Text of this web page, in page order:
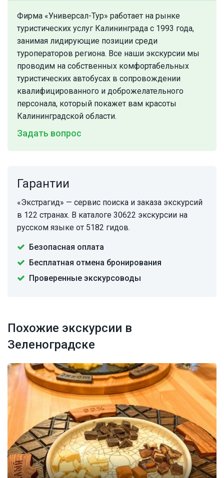
Фирма «Универсал-Тур» работает на рынке
туристических услуг Калининграда с 1993 года,
занимая лидирующие позиции среди
туроператоров региона. Все наши экскурсии мы
проводим на собственных комфортабельных
туристических автобусах в сопровождении
квалифицированного и доброжелательного
персонала, который покажет вам красоты
Калининградской области.
Задать вопрос
Гарантии
«Экстрагид» — сервис поиска и заказа экскурсий
в 122 странах. В каталоге 30622 экскурсии на
русском языке от 5182 гидов.
Безопасная оплата
Бесплатная отмена бронирования
Проверенные экскурсоводы
Похожие экскурсии в
Зеленоградске